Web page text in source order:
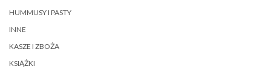
HUMMUSY I PASTY
INNE
KASZE I ZBOŻA
KSIĄŻKI